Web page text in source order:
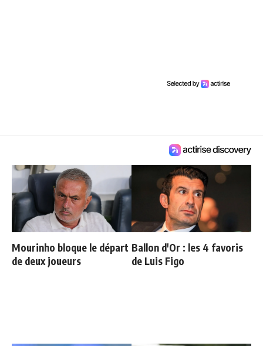
Mourinho bloque le départ
de deux joueurs
Ballon d'Or : les 4 favoris
de Luis Figo